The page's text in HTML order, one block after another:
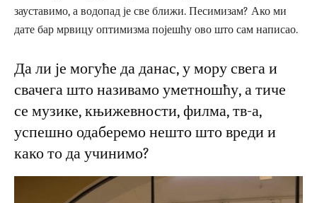
зауставимо, а водопад је све ближи. Песимизам? Ако ми
дате бар мрвицу оптимизма појешћу ово што сам написао.
Да ли је могуће да данас, у мору свега и
свачега што називамо уметношћу, а тиче
се музике, књижевности, филма, тв-а,
успешно одаберемо нешто што вреди и
како то да учинимо?